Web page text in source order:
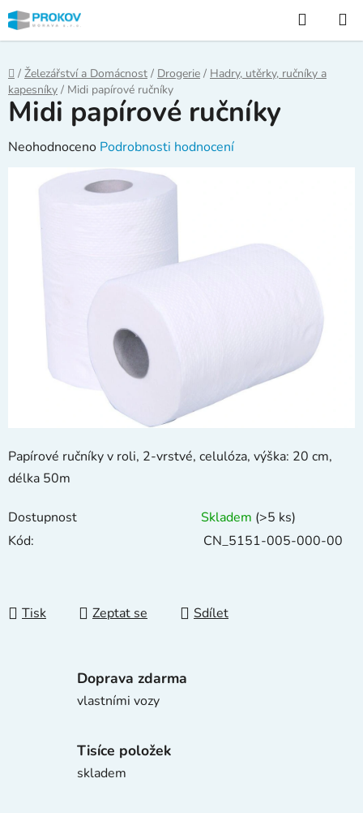
Přejít
na
obsah
Hledat
Domů
/ Železářství a Domácnost / Drogerie / Hadry, utěrky, ručníky a
kapesníky / Midi papírové ručníky
Papírové ručníky v roli, 2-vrstvé, celulóza, výška: 20 cm,
délka 50m
Dostupnost Skladem (>5 ks)
Kód:
CN_5151-005-000-00
Tisk Zeptat se Sdílet
Midi papírové ručníky
Průměrné
produktu
Neohodnoceno Podrobnosti hodnocení
Doprava zdarma
vlastními vozy
Tisíce položek
skladem